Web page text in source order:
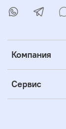
Компания
Сервис